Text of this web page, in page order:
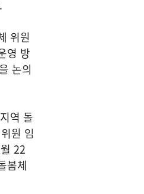
위원
영 방
논의
역 돌
원 임
22
봄체